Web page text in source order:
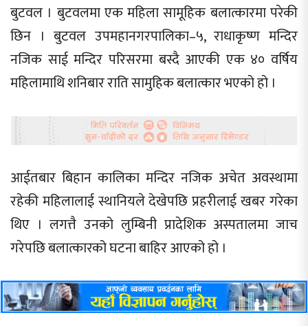
बुटवल । बुटवलमा एक महिला सामूहिक बलात्कारमा परेकी
छिन । बुटवल उपमहानगरपालिका–५, राधाकृष्ण मन्दिर
नजिक साई मन्दिर परिसरमा बस्दै आएकी एक ४० वर्षिय
महिलामाथि शनिबार राति सामुहिक बलात्कार भएको हो ।
आईतबार बिहान कालिका मन्दिर नजिक अचेत अवस्थामा
रहेकी महिलालाई स्थानियले देखेपछि प्रहरीलाई खबर गरेका
थिए । लगत्तै उनको लुम्बिनी प्रादेशिक अस्पतालमा जाच
गरेपछि बलात्कारको घटना बाहिर आएको हो ।